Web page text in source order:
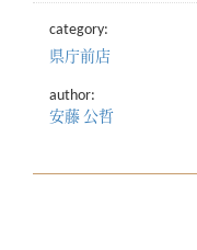
category:
県庁前店
author:
安藤 公哲